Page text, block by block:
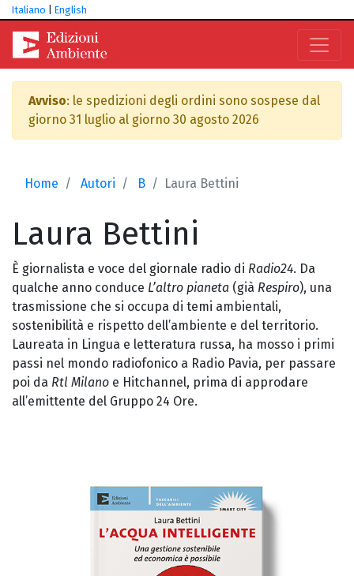
Italiano English
Avviso: le spedizioni degli ordini sono sospese dal
giorno 31 luglio al giorno 30 agosto 2026
Home Autori B Laura Bettini
Laura Bettini
È giornalista e voce del giornale radio di Radio24. Da
qualche anno conduce L’altro pianeta (già Respiro), una
trasmissione che si occupa di temi ambientali,
sostenibilità e rispetto dell’ambiente e del territorio.
Laureata in Lingua e letteratura russa, ha mosso i primi
passi nel mondo radiofonico a Radio Pavia, per passare
poi da Rtl Milano e Hitchannel, prima di approdare
all’emittente del Gruppo 24 Ore.